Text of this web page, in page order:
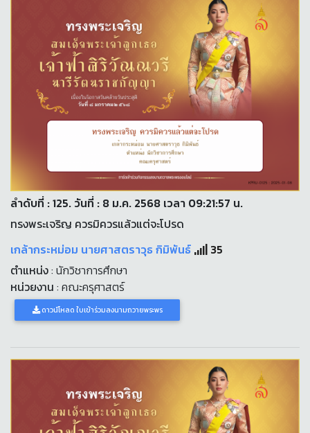
ลำดับที่ : 125. วันที่ : 8 ม.ค. 2568 เวลา 09:21:57 น.
ทรงพระเจริญ ควรมิควรแล้วแต่จะโปรด
เกล้ากระหม่อม นายศาสตราวุธ กิมิพันธ์
35
ตำแหน่ง: นักวิชาการศึกษา
หน่วยงาน : คณะครุศาสตร์
ดาวน์โหลด ใบเข้าร่วมลงนามถวายพระพร